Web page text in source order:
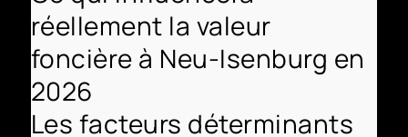
réellement la valeur
foncière à Neu-Isenburg en
2026
Les facteurs déterminants